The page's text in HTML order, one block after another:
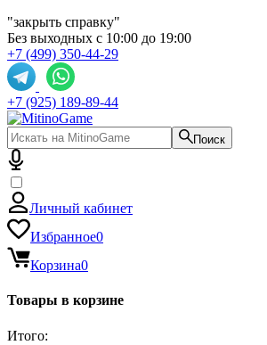
"закрыть справку"
Без выходных с 10:00 до 19:00
+7 (499) 350-44-29
+7 (925) 189-89-44
Поиск
Личный кабинет
Избранное0
Корзина0
Товары в корзине
Итого: